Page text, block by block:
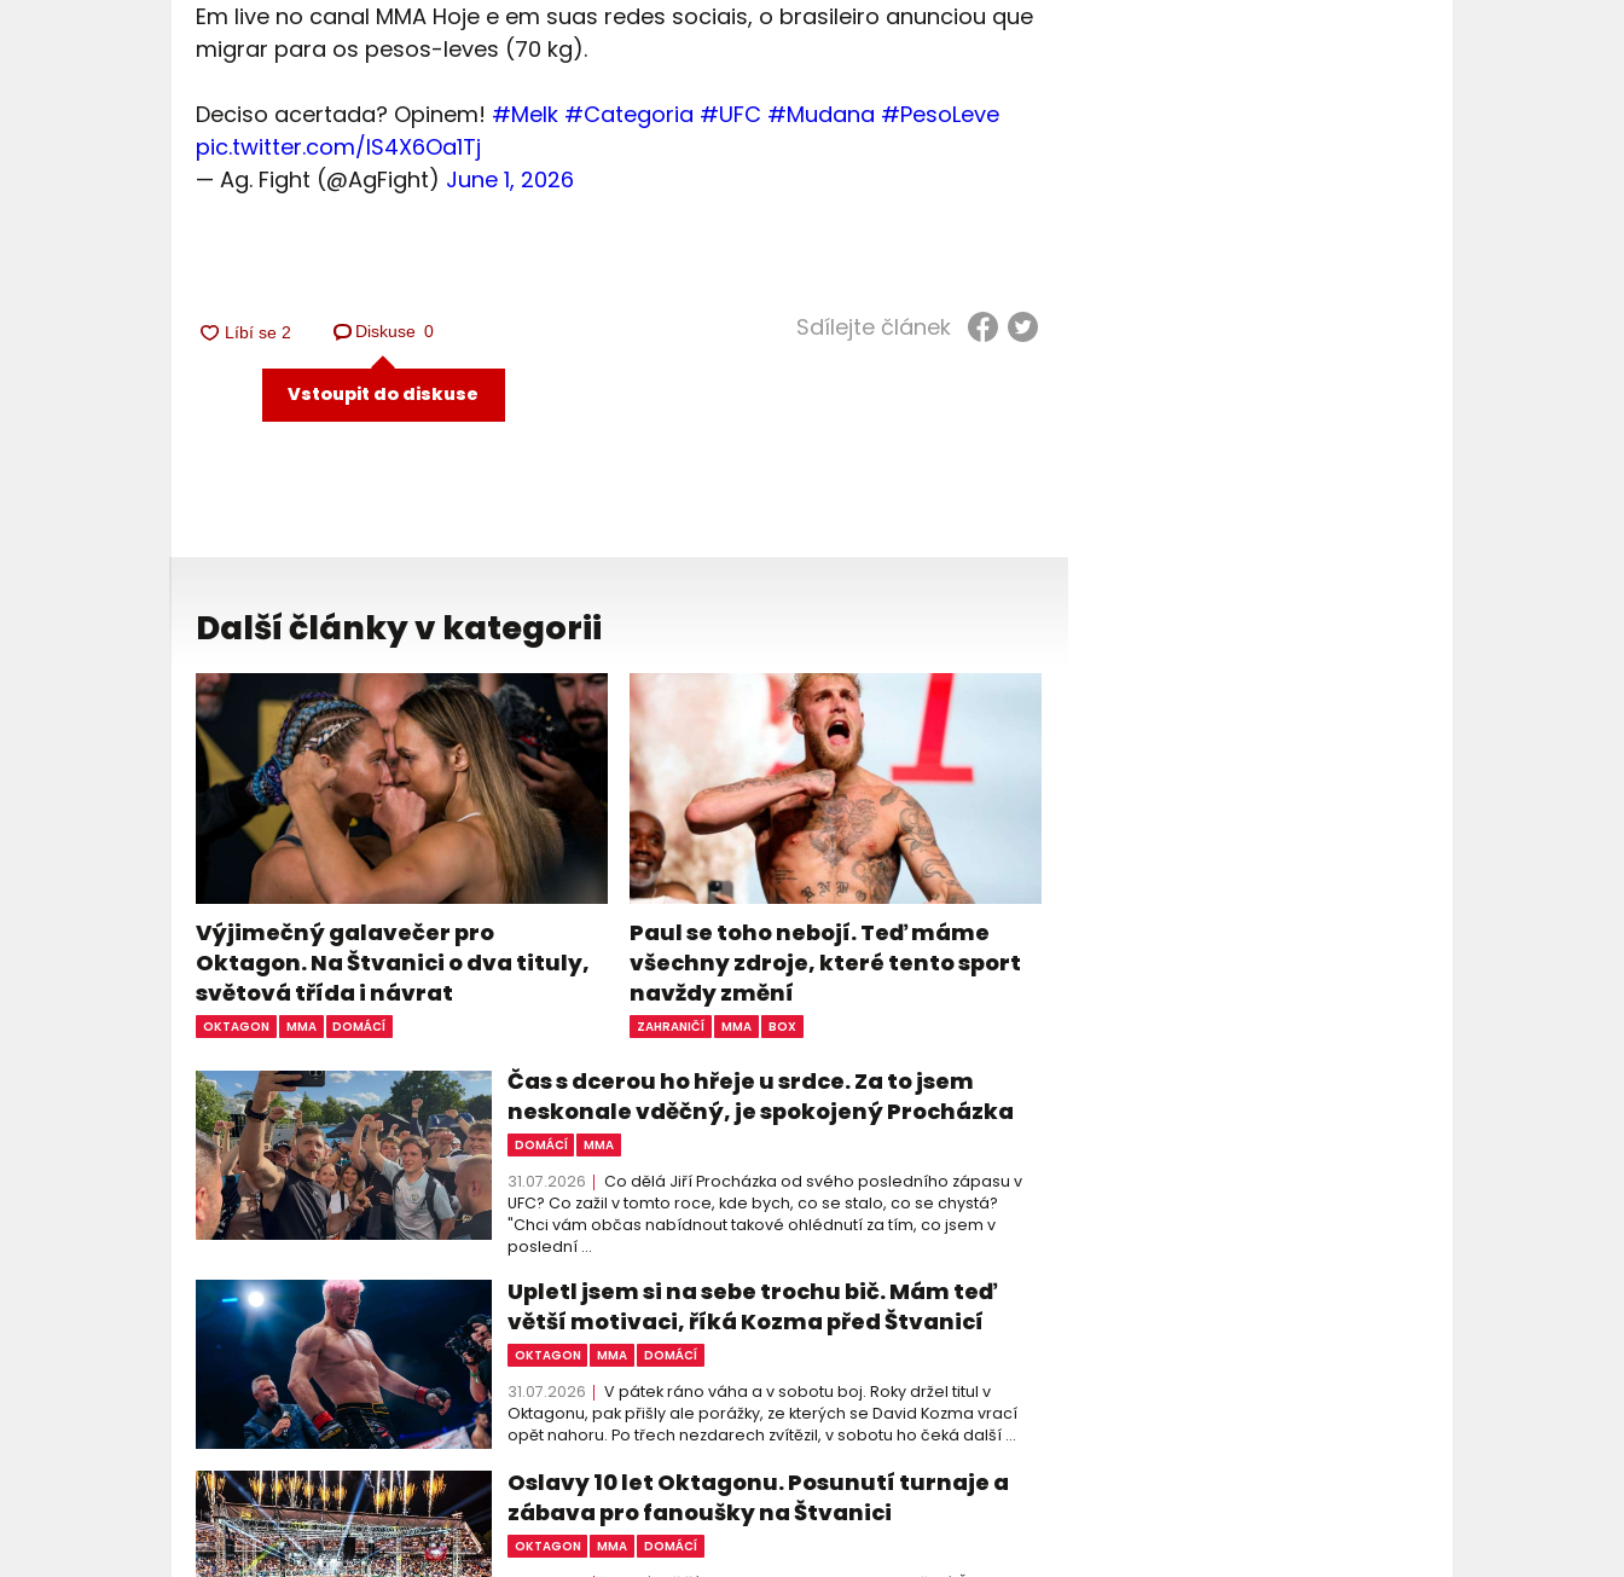
Em live no canal MMA Hoje e em suas redes sociais, o brasileiro anunciou que
migrar para os pesos-leves (70 kg).
Deciso acertada? Opinem! #Melk #Categoria #UFC #Mudana #PesoLeve
pic.twitter.com/IS4X6Oa1Tj
— Ag. Fight (@AgFight) June 1, 2026
Diskuse 0
Vstoupit do diskuse
Sdílejte článek
Další články v kategorii
Výjimečný galavečer pro
Oktagon. Na Štvanici o dva tituly,
světová třída i návrat
OKTAGON MMA DOMÁCÍ
Paul se toho nebojí. Teď máme
všechny zdroje, které tento sport
navždy změní
ZAHRANIČÍ MMA BOX
Čas s dcerou ho hřeje u srdce. Za to jsem
neskonale vděčný, je spokojený Procházka
DOMÁCÍ MMA
31.07.2026
Co dělá Jiří Procházka od svého posledního zápasu v
UFC? Co zažil v tomto roce, kde bych, co se stalo, co se chystá?
"Chci vám občas nabídnout takové ohlédnutí za tím, co jsem v
poslední ...
Upletl jsem si na sebe trochu bič. Mám teď
větší motivaci, říká Kozma před Štvanicí
OKTAGON MMA DOMÁCÍ
31.07.2026
V pátek ráno váha a v sobotu boj. Roky držel titul v
Oktagonu, pak přišly ale porážky, ze kterých se David Kozma vrací
opět nahoru. Po třech nezdarech zvítězil, v sobotu ho čeká další ...
Oslavy 10 let Oktagonu. Posunutí turnaje a
zábava pro fanoušky na Štvanici
OKTAGON MMA DOMÁCÍ